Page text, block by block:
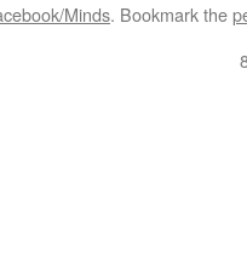
Minds. Bookmark the